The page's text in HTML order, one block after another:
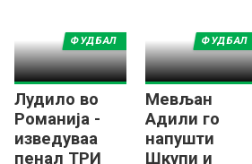
Лудило во
Романија -
изведуваа
пенал ТРИ
ФУДБАЛ
Мевљан
Адили го
напушти
Шкупи и
ФУДБАЛ